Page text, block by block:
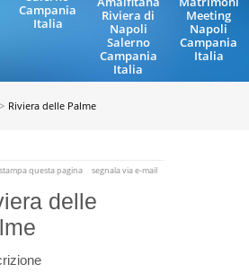
Campania
Italia
Riviera di
Napoli
Salerno
Campania
Italia
Meeting
Napoli
Campania
Italia
Riviera delle Palme
stampa questa pagina segnala via e-mail
delle